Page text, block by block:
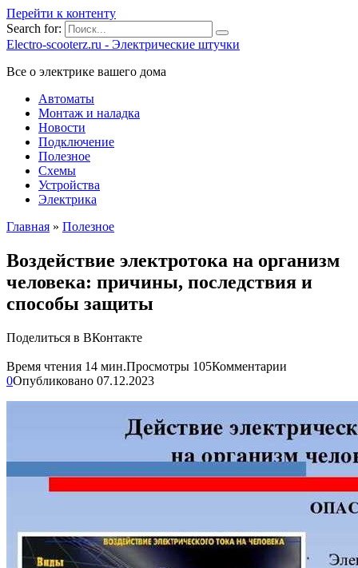
Перейти к контенту
Search for:
Electro-scooterz.ru - Электрические штучки
Все о электрике вашего дома
Автоматы
Монтаж и наладка
Новости
Подключение
Полезное
Схемы
Устройства
Электрика
Главная » Полезное
Воздействие электротока на организм
человека: причины, последствия и
способы защиты
Поделиться в ВКонтакте
Время чтения 14 мин.Просмотры 105Комментарии
0Опубликовано 07.12.2023